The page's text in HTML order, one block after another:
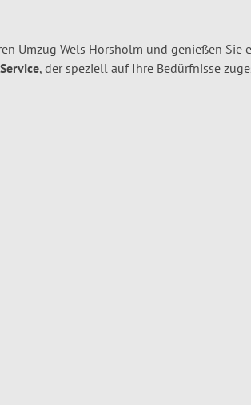
Umzug Wels Horsholm und genießen Sie
, der speziell auf Ihre Bedürfnisse